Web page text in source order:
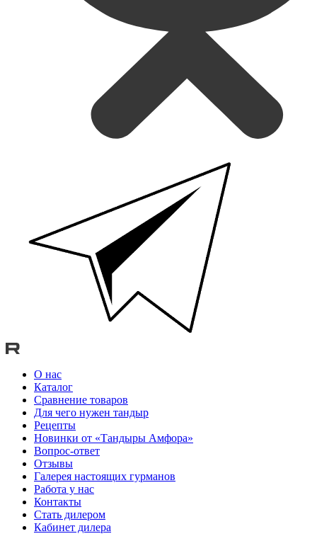
О нас
Каталог
Сравнение товаров
Для чего нужен тандыр
Рецепты
Новинки от «Тандыры Амфора»
Вопрос-ответ
Отзывы
Галерея настоящих гурманов
Работа у нас
Контакты
Стать дилером
Кабинет дилера